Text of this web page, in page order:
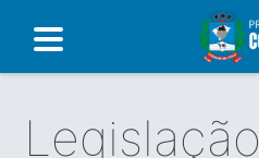
Legislação